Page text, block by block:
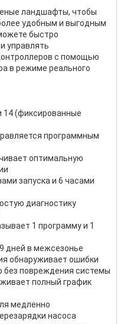
ландшафты, чтобы
удобным и выгодным
быстро
управлять
с помощью
в режиме реального
14 (фиксированные
программным
оптимальную
запуска и 6 часами
диагностику
1 программу и 1
дней в межсезонье
обнаруживает ошибки
без повреждения системы
полный график
медленно
насоса